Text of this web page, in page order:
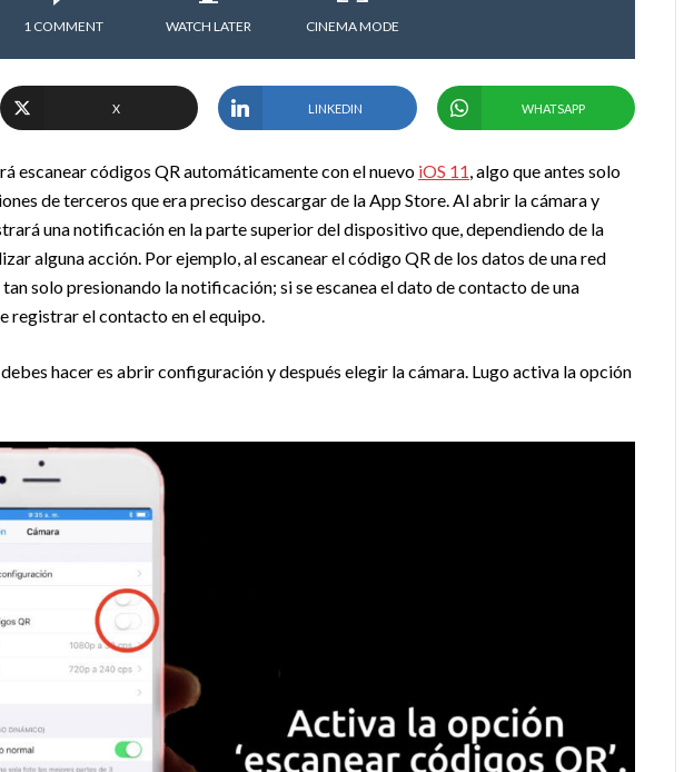
1 COMMENT WATCH LATER CINEMA MODE
X LINKEDIN WHATSAPP
escanear códigos QR automáticamente con el nuevo iOS 11, algo que antes solo
de terceros que era preciso descargar de la App Store. Al abrir la cámara y
una notificación en la parte superior del dispositivo que, dependiendo de la
alguna acción. Por ejemplo, al escanear el código QR de los datos de una red
solo presionando la notificación; si se escanea el dato de contacto de una
registrar el contacto en el equipo.
hacer es abrir configuración y después elegir la cámara. Lugo activa la opción